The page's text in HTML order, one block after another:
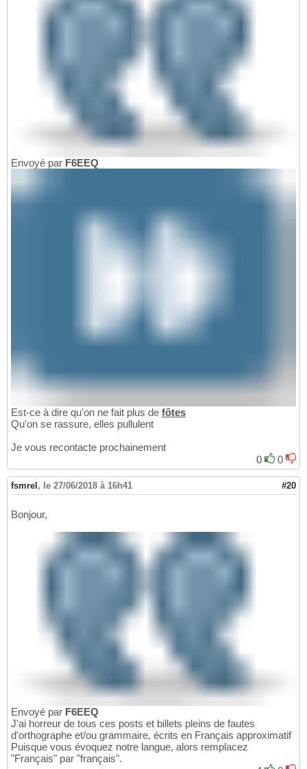
Envoyé par F6EEQ
Est-ce à dire qu'on ne fait plus de fôtes
Qu'on se rassure, elles pullulent
Je vous recontacte prochainement
0
0
fsmrel , le 27/06/2018 à 16h41 #20
Bonjour,
Envoyé par F6EEQ
J'ai horreur de tous ces posts et billets pleins de fautes
d'orthographe et/ou grammaire, écrits en Français approximatif
Puisque vous évoquez notre langue, alors remplacez
"Français" par "français".